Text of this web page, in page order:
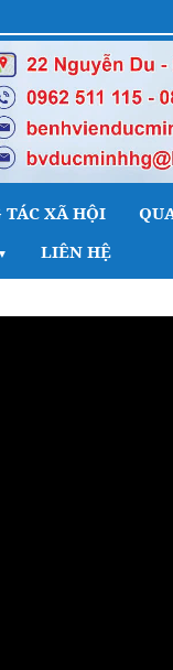
TÁC XÃ HỘI
▼ LIÊN HỆ